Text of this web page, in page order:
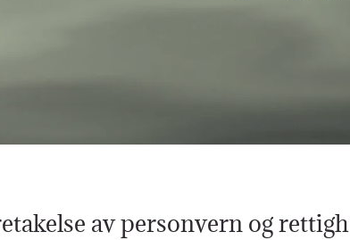
av personvern og